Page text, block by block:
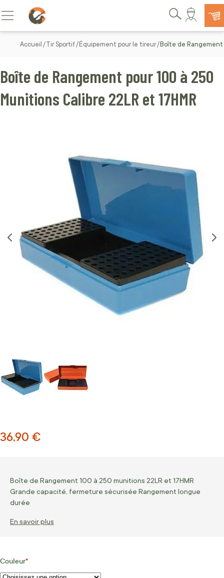
Allez au contenu
Basculer la navigation
Rechercher
Accueil Tir Sportif Équipement pour le tireur Boîte de
Boîte de Rangement pour 100 à 250
Munitions Calibre 22LR et 17HMR
36,90 €
Boîte de Rangement 100 à 250 munitions 22LR et 17HMR
Grande capacité, fermeture sécurisée Rangement longue
durée
En savoir plus
Couleur